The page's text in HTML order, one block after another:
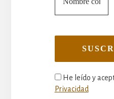
He leído y
Privacidad